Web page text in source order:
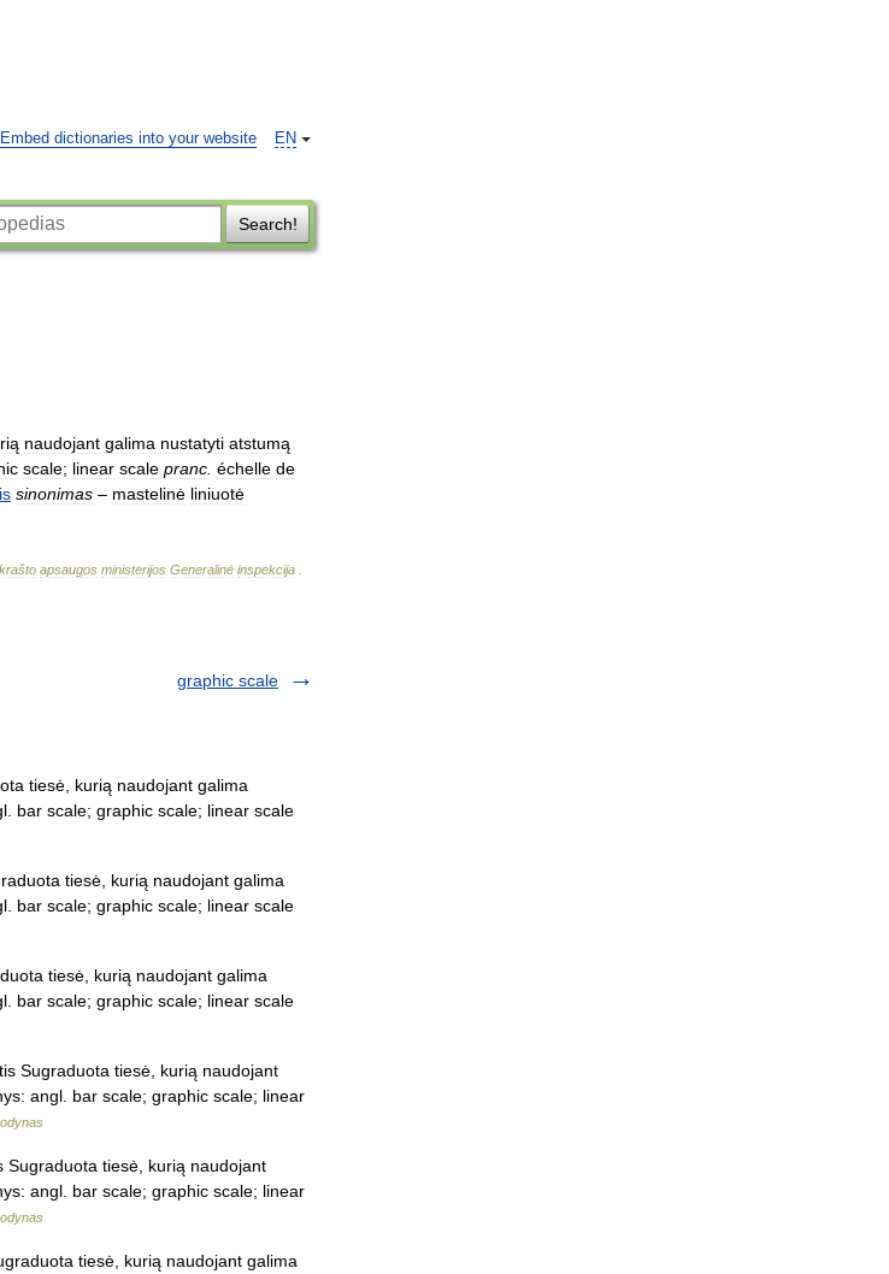
EN
Embed dictionaries into your website
Search!
naudojant galima nustatyti atstumą
scale; linear scale pranc échelle de
sinonimas – mastelinė liniuotė
krašto apsaugos ministerijos Generalinė inspekcija
graphic scale
tiesė, kurią naudojant galima
bar scale; graphic scale; linear scale
tiesė, kurią naudojant galima
bar scale; graphic scale; linear scale
tiesė, kurią naudojant galima
bar scale; graphic scale; linear scale
Sugraduota tiesė, kurią naudojant
angl. bar scale; graphic scale; linear
tiesė, kurią naudojant
angl. bar scale; graphic scale; linear
tiesė, kurią naudojant galima